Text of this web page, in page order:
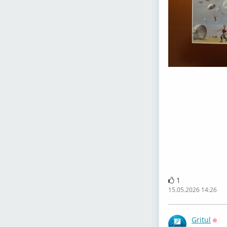
1
15.05.2026 14:26
Gritul